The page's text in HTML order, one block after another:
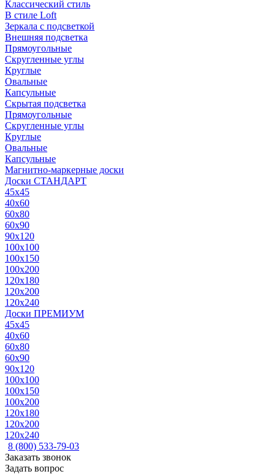
Классический стиль
В стиле Loft
Зеркала с подсветкой
Внешняя подсветка
Прямоугольные
Скругленные углы
Круглые
Овальные
Капсульные
Скрытая подсветка
Прямоугольные
Скругленные углы
Круглые
Овальные
Капсульные
Магнитно-маркерные доски
Доски СТАНДАРТ
45x45
40x60
60x80
60x90
90x120
100x100
100x150
100x200
120x180
120x200
120x240
Доски ПРЕМИУМ
45x45
40x60
60x80
60x90
90x120
100x100
100x150
100x200
120x180
120x200
120x240
8 (800) 533-79-03
Заказать звонок
Задать вопрос